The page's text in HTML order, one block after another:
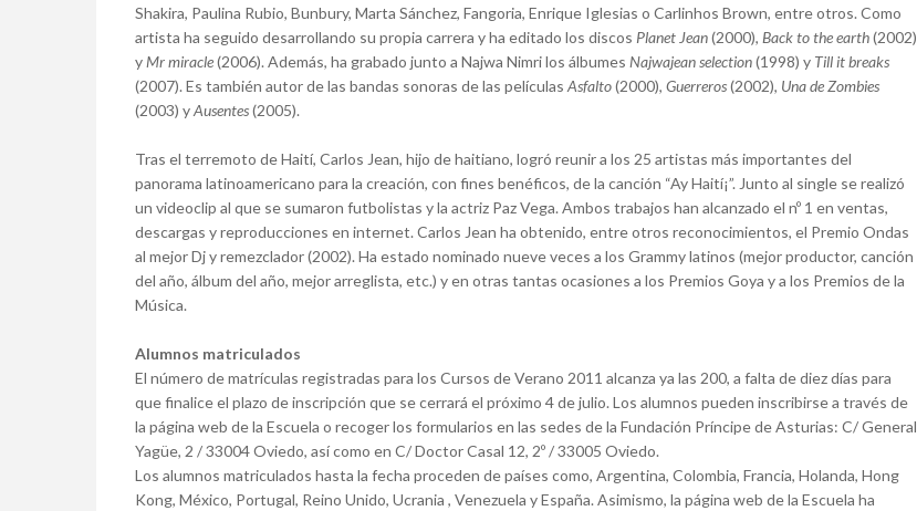
Shakira, Paulina Rubio, Bunbury, Marta Sánchez, Fangoria, Enrique Iglesias o Carlinhos Brown, entre otros. Como
artista ha seguido desarrollando su propia carrera y ha editado los discos Planet Jean(2000), Back to the earth(2002)
yMr miracle(2006). Además, ha grabado junto a Najwa Nimri los álbumes Najwajean selection(1998) y Till it breaks
(2007). Es también autor de las bandas sonoras de las películasAsfalto(2000), Guerreros(2002), Una de Zombies
(2003) yAusentes(2005).
Tras el terremoto de Haití, Carlos Jean, hijo de haitiano, logró reunir a los 25 artistas más importantes del
panorama latinoamericano para la creación, con fines benéficos, de la canción “Ay Haití¡”. Junto al single se realizó
un videoclip al que se sumaron futbolistas y la actriz Paz Vega. Ambos trabajos han alcanzado el nº 1 en ventas,
descargas y reproducciones en internet. Carlos Jean ha obtenido, entre otros reconocimientos, el Premio Ondas
al mejor Dj y remezclador (2002). Ha estado nominado nueve veces a los Grammy latinos (mejor productor, canción
del año, álbum del año, mejor arreglista, etc.) y en otras tantas ocasiones a los Premios Goya y a los Premios de la
Música.
Alumnos matriculados
El número de matrículas registradas para los Cursos de Verano 2011 alcanza ya las 200, a falta de diez días para
que finalice el plazo de inscripción que se cerrará el próximo 4 de julio. Los alumnos pueden inscribirse a través de
la página web de la Escuela o recoger los formularios en las sedes de la Fundación Príncipe de Asturias: C/ General
Yagüe, 2 / 33004 Oviedo, así como en C/ Doctor Casal 12, 2º / 33005 Oviedo.
Los alumnos matriculados hasta la fecha proceden de países como, Argentina, Colombia, Francia, Holanda, Hong
Kong, México, Portugal, Reino Unido, Ucrania , Venezuela y España. Asimismo, la página web de la Escuela ha